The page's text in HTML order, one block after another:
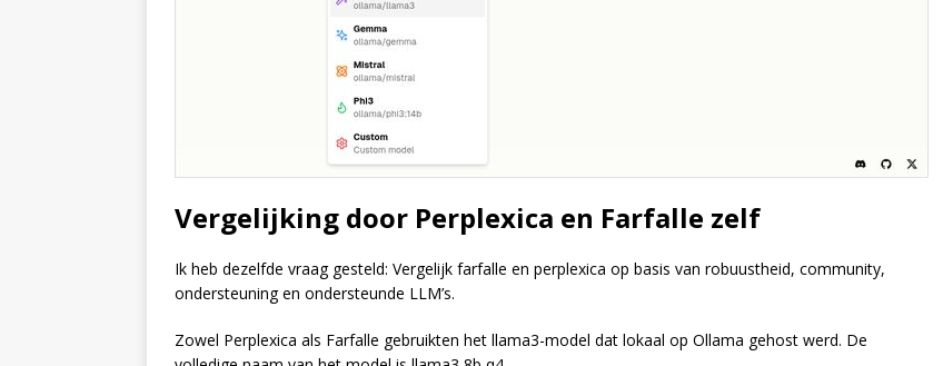
Vergelijking door Perplexica en Farfalle zelf
Ik heb dezelfde vraag gesteld: Vergelijk farfalle en perplexica op basis van robuustheid, community,
ondersteuning en ondersteunde LLM’s.
Zowel Perplexica als Farfalle gebruikten het llama3-model dat lokaal op Ollama gehost werd. De